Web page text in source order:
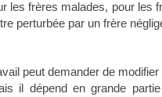
les frères malades, pour les
perturbée par un frère
peut demander de
il dépend en grande